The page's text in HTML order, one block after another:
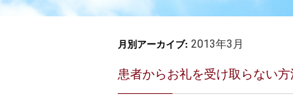
月別アーカイブ: 2013年3月
患者からお礼を受け取らない方